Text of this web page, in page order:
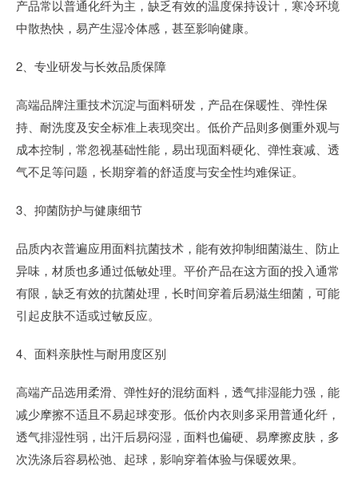
产品常以普通化纤为主，缺乏有效的温度保持设计，寒冷环境
中散热快，易产生湿冷体感，甚至影响健康。
2、专业研发与长效品质保障
高端品牌注重技术沉淀与面料研发，产品在保暖性、弹性保
持、耐洗度及安全标准上表现突出。低价产品则多侧重外观与
成本控制，常忽视基础性能，易出现面料硬化、弹性衰减、透
气不足等问题，长期穿着的舒适度与安全性均难保证。
3、抑菌防护与健康细节
品质内衣普遍应用面料抗菌技术，能有效抑制细菌滋生、防止
异味，材质也多通过低敏处理。平价产品在这方面的投入通常
有限，缺乏有效的抗菌处理，长时间穿着后易滋生细菌，可能
引起皮肤不适或过敏反应。
4、面料亲肤性与耐用度区别
高端产品选用柔滑、弹性好的混纺面料，透气排湿能力强，能
减少摩擦不适且不易起球变形。低价内衣则多采用普通化纤，
透气排湿性弱，出汗后易闷湿，面料也偏硬、易摩擦皮肤，多
次洗涤后容易松弛、起球，影响穿着体验与保暖效果。